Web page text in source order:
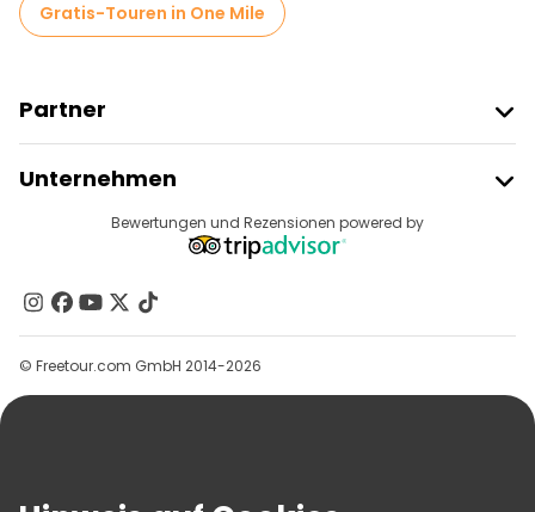
Gratis-Touren in One Mile
Partner
Anbieter-Anmeldung
Affiliate-Programm
Unternehmen
Reiseziele
Kontakt
Gruppen
Hilfe
Bewertungen und Rezensionen powered by
© Freetour.com GmbH 2014-2026